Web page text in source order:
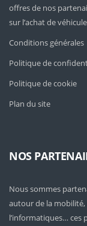
offres de nos
sur l’achat de
Conditions générales
Politique de
Politique de cookie
Plan du site
NOS
Nous sommes
autour de la mobilité
l’informatiques… ces